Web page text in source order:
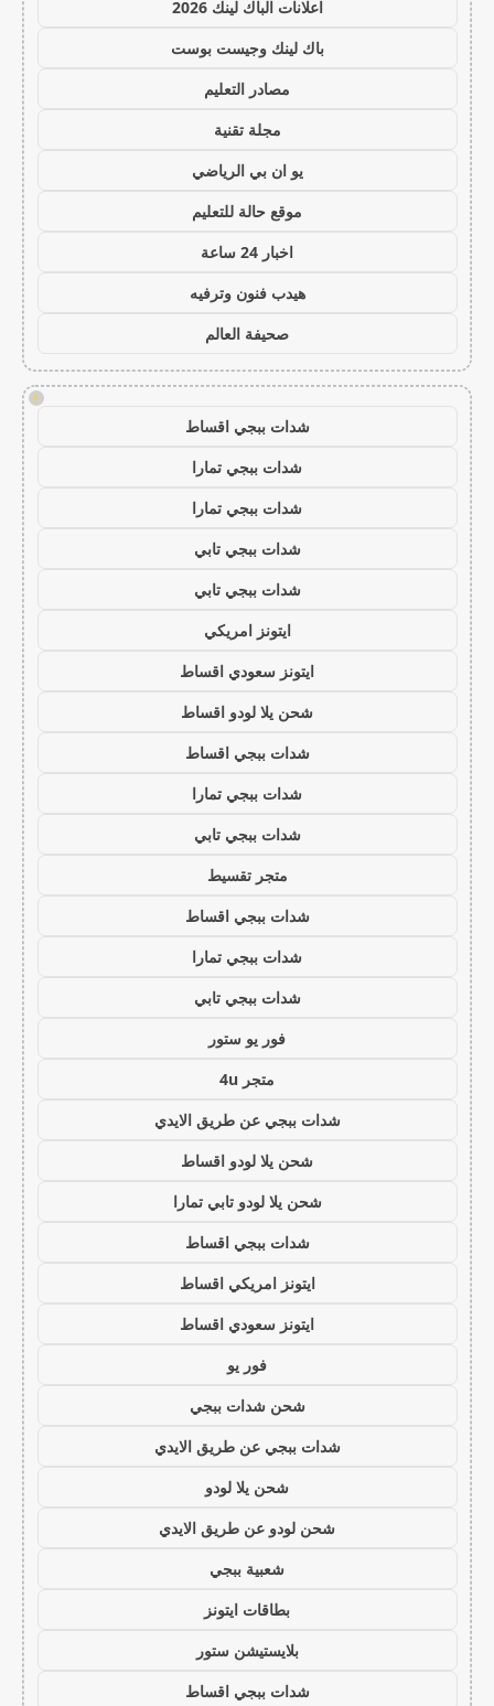
اعلانات الباك لينك 2026
باك لينك وجيست بوست
مصادر التعليم
مجلة تقنية
يو ان بي الرياضي
موقع حالة للتعليم
اخبار 24 ساعة
هيدب فنون وترفيه
صحيفة العالم
!
شدات ببجي اقساط
شدات ببجي تمارا
شدات ببجي تمارا
شدات ببجي تابي
شدات ببجي تابي
ايتونز امريكي
ايتونز سعودي اقساط
شحن يلا لودو اقساط
شدات ببجي اقساط
شدات ببجي تمارا
شدات ببجي تابي
متجر تقسيط
شدات ببجي اقساط
شدات ببجي تمارا
شدات ببجي تابي
فور يو ستور
متجر 4u
شدات ببجي عن طريق الايدي
شحن يلا لودو اقساط
شحن يلا لودو تابي تمارا
شدات ببجي اقساط
ايتونز امريكي اقساط
ايتونز سعودي اقساط
فور يو
شحن شدات ببجي
شدات ببجي عن طريق الايدي
شحن يلا لودو
شحن لودو عن طريق الايدي
شعبية ببجي
بطاقات ايتونز
بلايستيشن ستور
شدات ببجي اقساط